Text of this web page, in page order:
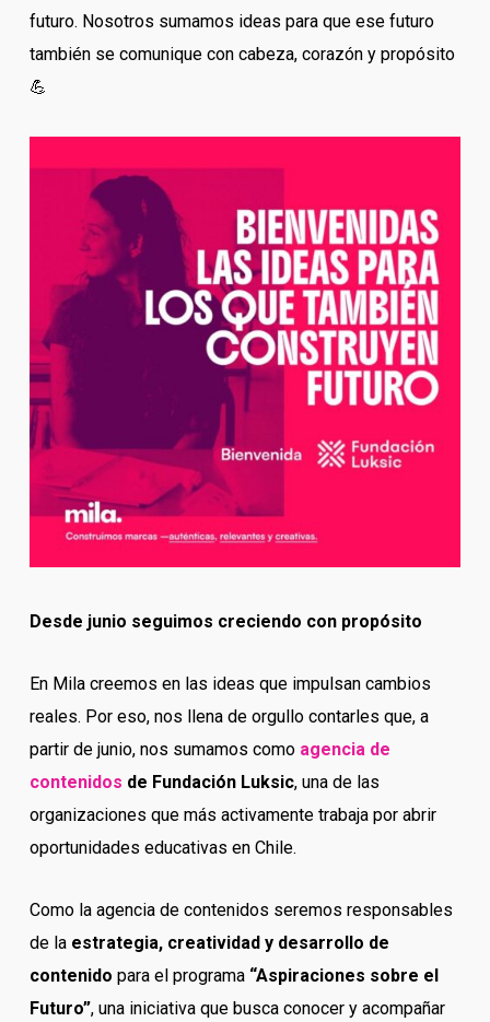
futuro. Nosotros sumamos ideas para que ese futuro
también se comunique con cabeza, corazón y propósito
💪
Desde junio seguimos creciendo con propósito
En Mila creemos en las ideas que impulsan cambios
reales. Por eso, nos llena de orgullo contarles que, a
partir de junio, nos sumamos como agencia de
contenidos de Fundación Luksic, una de las
organizaciones que más activamente trabaja por abrir
oportunidades educativas en Chile.
Como la agencia de contenidos seremos responsables
de la estrategia, creatividad y desarrollo de
contenido para el programa “Aspiraciones sobre el
Futuro”, una iniciativa que busca conocer y acompañar